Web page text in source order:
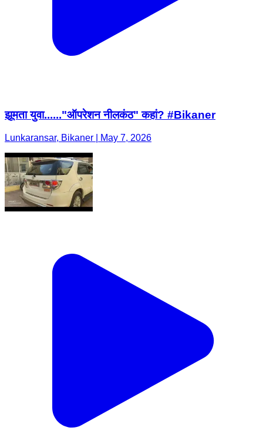
झूमता युवा......"ऑपरेशन नीलकंठ" कहां? #Bikaner
Lunkaransar, Bikaner | May 7, 2026